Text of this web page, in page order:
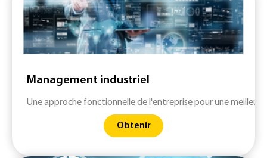
Management industriel
Une approche fonctionnelle de l'entreprise pour une
Obtenir